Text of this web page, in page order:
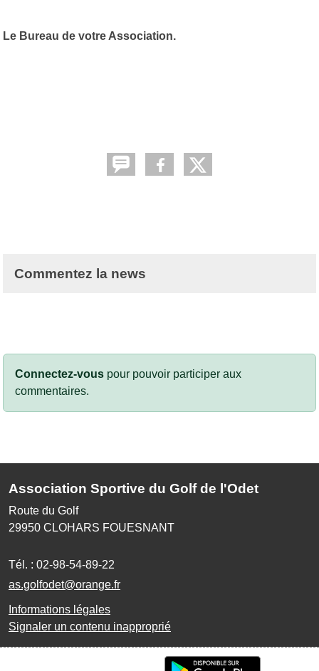
Le Bureau de votre Association.
Commentez la news
Connectez-vous pour pouvoir participer aux
commentaires.
Association Sportive du Golf de l'Odet
Route du Golf
29950 CLOHARS FOUESNANT
Tél. : 02-98-54-89-22
as.golfodet@orange.fr
Informations légales
Signaler un contenu inapproprié